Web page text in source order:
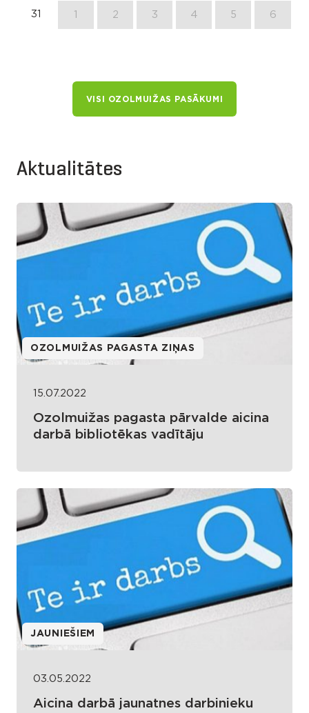
31 1 2 3 4 5 6
VISI OZOLMUIŽAS PASĀKUMI
Aktualitātes
OZOLMUIŽAS PAGASTA ZIŅAS
15.07.2022
Ozolmuižas pagasta pārvalde aicina
darbā bibliotēkas vadītāju
JAUNIEŠIEM
03.05.2022
Aicina darbā jaunatnes darbinieku